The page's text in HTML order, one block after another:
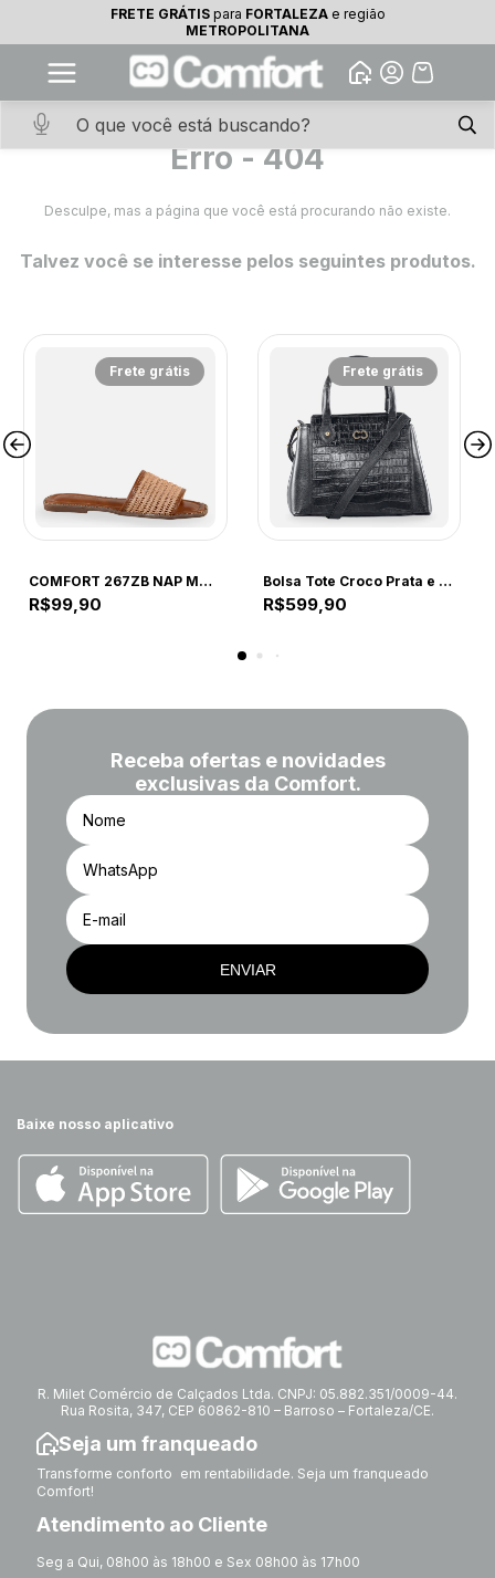
10% OFF na primeira compra
Baixe o app. Cupom BEMVINDO10
(100+)
Abrir
FRETE GRÁTISpara FORTALEZAe região
METROPOLITANA
Erro - 404
Desculpe, mas a página que você está procurando não existe.
Talvez você se interesse pelos seguintes produtos.
Frete grátis
COMFORT 267ZB NAP MAD CAPUCCINO 267ZB CAPUCCINO
R$99,90
Frete grátis
Bolsa Tote Croco Prata e Preta
R$599,90
Receba ofertas e novidades
exclusivas da Comfort.
ENVIAR
Baixe nosso aplicativo
R. Milet Comércio de Calçados Ltda. CNPJ: 05.882.351/0009-44.
Rua Rosita, 347, CEP 60862-810 – Barroso – Fortaleza/CE.
Seja um franqueado
Transforme conforto em rentabilidade. Seja um franqueado
Comfort!
Atendimento ao Cliente
Seg a Qui, 08h00 às 18h00 e Sex 08h00 às 17h00